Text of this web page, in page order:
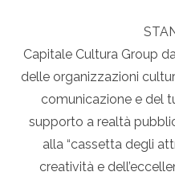
Capitale Cultura Group
delle organizzazioni
comunicazione e del
supporto a realtà
alla “cassetta degli
creatività e